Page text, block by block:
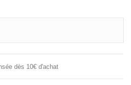
dès 10€ d'achat